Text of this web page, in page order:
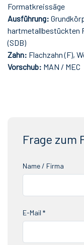
Formatkreissäge
Ausführung:
hartmetallbestückten
(SDB)
Zahn: Flachzahn (F),
Vorschub: MAN / MEC
Frage zum
Name / Firma
E-Mail *